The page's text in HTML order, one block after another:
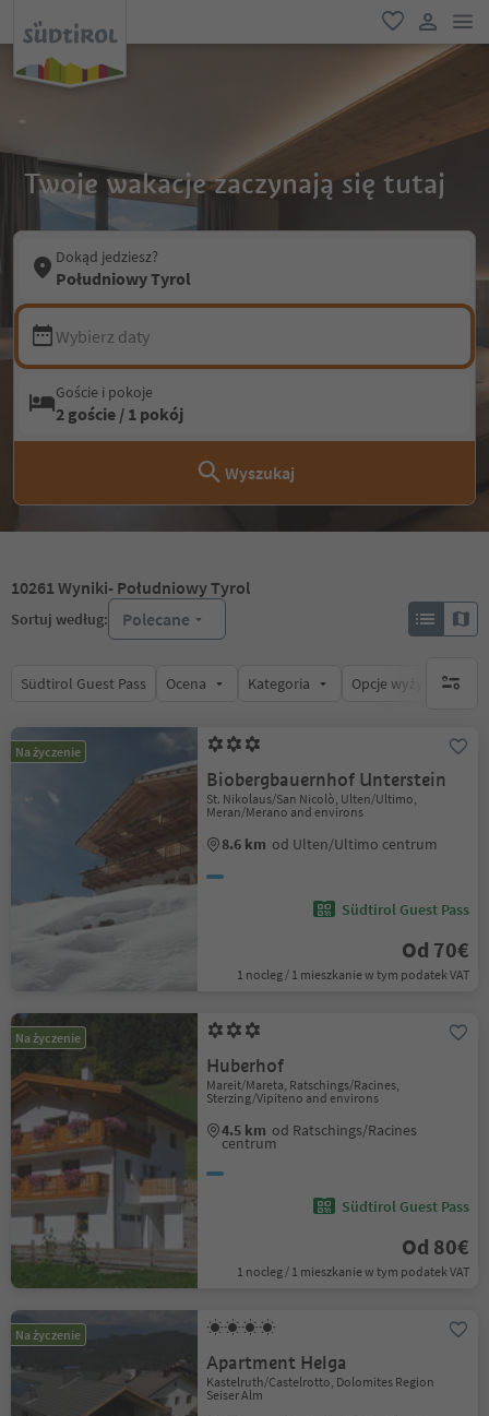
ulubione
link
Twoje wakacje zaczynają się tutaj
Dokąd jedziesz?
Południowy Tyrol
Wybierz daty
Goście i pokoje
2 goście / 1 pokój
Wyszukaj
10261 Wyniki- Południowy Tyrol
Sortuj według: Polecane
Südtirol Guest Pass Ocena Kategoria Opcje wyżywieniabrak
Na życzenie
Biobergbauernhof Unterstein
St. Nikolaus/San Nicolò, Ulten/Ultimo,
Meran/Merano and environs
8.6 km od Ulten/Ultimo centrum
Südtirol Guest Pass
Od 70€
1 nocleg / 1 mieszkanie w tym podatek VAT
Na życzenie
Huberhof
Mareit/Mareta, Ratschings/Racines,
Sterzing/Vipiteno and environs
4.5 km od Ratschings/Racines
centrum
Südtirol Guest Pass
Od 80€
1 nocleg / 1 mieszkanie w tym podatek VAT
Na życzenie
Apartment Helga
Kastelruth/Castelrotto, Dolomites Region
Seiser Alm